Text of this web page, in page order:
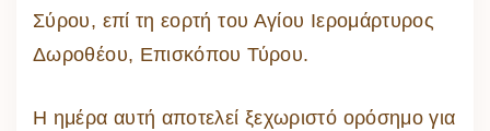
Σύρου, επί τη εορτή του Αγίου Ιερομάρτυρος
Δωροθέου, Επισκόπου Τύρου.
Η ημέρα αυτή αποτελεί ξεχωριστό ορόσημο για